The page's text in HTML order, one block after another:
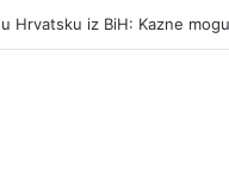
Hrvatsku iz BiH: Kazne